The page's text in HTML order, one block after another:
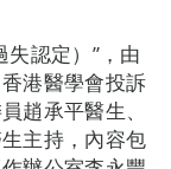
認定）”，由
港醫學會投訴
趙承平醫生、
主持，內容包